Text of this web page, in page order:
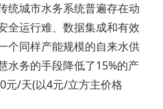
统城市水务系统普遍存在动
全运行难、数据集成和有效
个同样产能规模的自来水供
水务的手段降低了15%的产
元/天(以4元/立方主价格